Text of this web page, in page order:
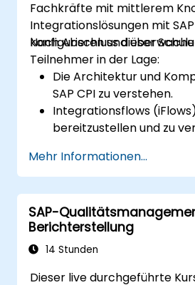
Fachkräfte mit mittlerem
Integrationslösungen mit
konfigurieren und
Nach Abschluss dieser
Teilnehmer in der Lage:
Die Architektur und
SAP CPI zu verstehen.
Integrationsflows
bereitzustellen und zu
zu nutzen.
CPI-Integrationen
überwachen und Fehler
Mehr Informationen...
SAP-
Berichterstellung
14 Stunden
Dieser live durchgeführte